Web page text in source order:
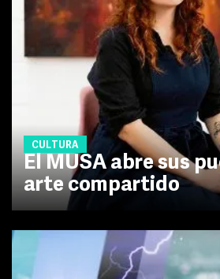
CULTURA
El MUSA abre sus
arte compartido